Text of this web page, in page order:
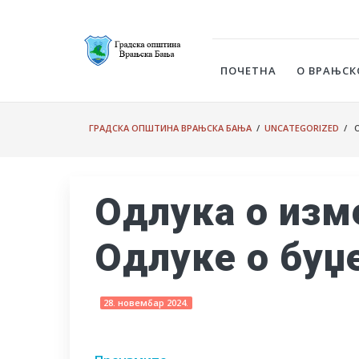
ПОЧЕТНА О
ГРАДСКА ОПШТИНА ВРАЊСКА БАЊА / UNCATEGORIZED /
Одлука о
Одлуке о
28. новембар 2024.